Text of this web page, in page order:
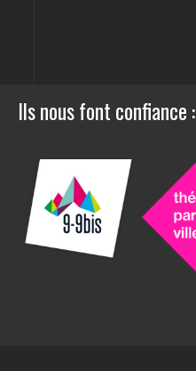
Ils nous font confiance :